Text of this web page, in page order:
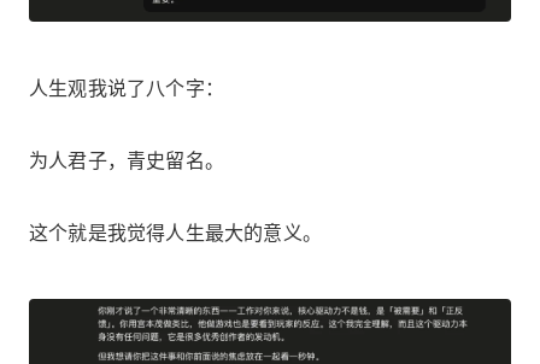
人生观我说了八个字：
为人君子，青史留名。
这个就是我觉得人生最大的意义。